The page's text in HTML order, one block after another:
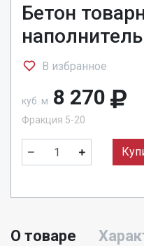
Бетон
В избранное
куб. м 8 270
Фракция 5-20
О товаре